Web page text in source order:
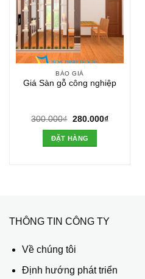
BÁO GIÁ
Giá Sàn gỗ công nghiệp
300.000₫ Giá
là:
300.000₫.
280.000₫Giá
ĐẶT HÀNG
THÔNG TIN CÔNG TY
Về chúng tôi
Định hướng phát triển